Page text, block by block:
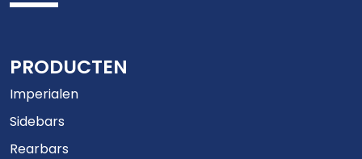
PRODUCTEN
Imperialen
Sidebars
Rearbars